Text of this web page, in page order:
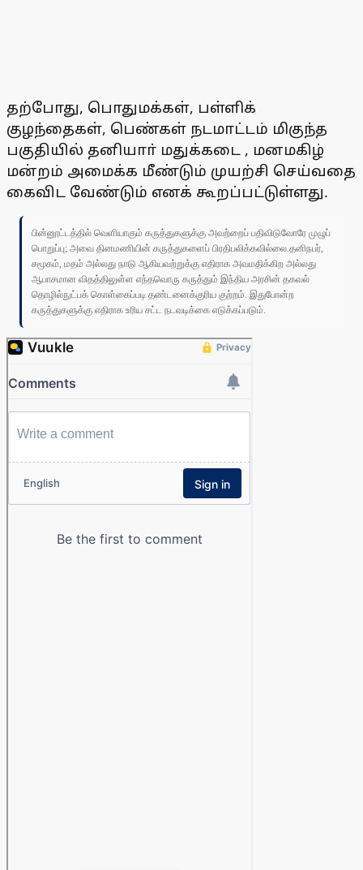
தற்போது, பொதுமக்கள், பள்ளிக்
குழந்தைகள், பெண்கள் நடமாட்டம் மிகுந்த
பகுதியில் தனியாா் மதுக்கடை , மனமகிழ்
மன்றம் அமைக்க மீண்டும் முயற்சி செய்வதை
கைவிட வேண்டும் எனக் கூறப்பட்டுள்ளது.
பின்னூட்டத்தில் வெளியாகும் கருத்துகளுக்கு அவற்றைப் பதிவிடுவோரே முழுப்
பொறுப்பு; அவை தினமணியின் கருத்துகளைப் பிரதிபலிக்கவில்லை.தனிநபர்,
சமூகம், மதம் அல்லது நாடு ஆகியவற்றுக்கு எதிராக அவமதிக்கிற அல்லது
ஆபாசமான விதத்திலுள்ள எந்தவொரு கருத்தும் இந்திய அரசின் தகவல்
தொழில்நுட்பக் கொள்கைப்படி தண்டனைக்குரிய குற்றம். இதுபோன்ற
கருத்துகளுக்கு எதிராக உரிய சட்ட நடவடிக்கை எடுக்கப்படும்.